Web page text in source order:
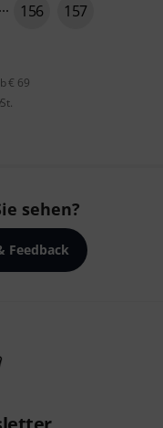
156 157
€ 69
sehen?
Feedback